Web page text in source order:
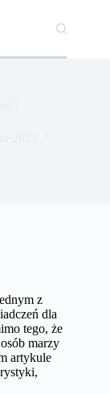
z
dla
tego, że
marzy
artykule